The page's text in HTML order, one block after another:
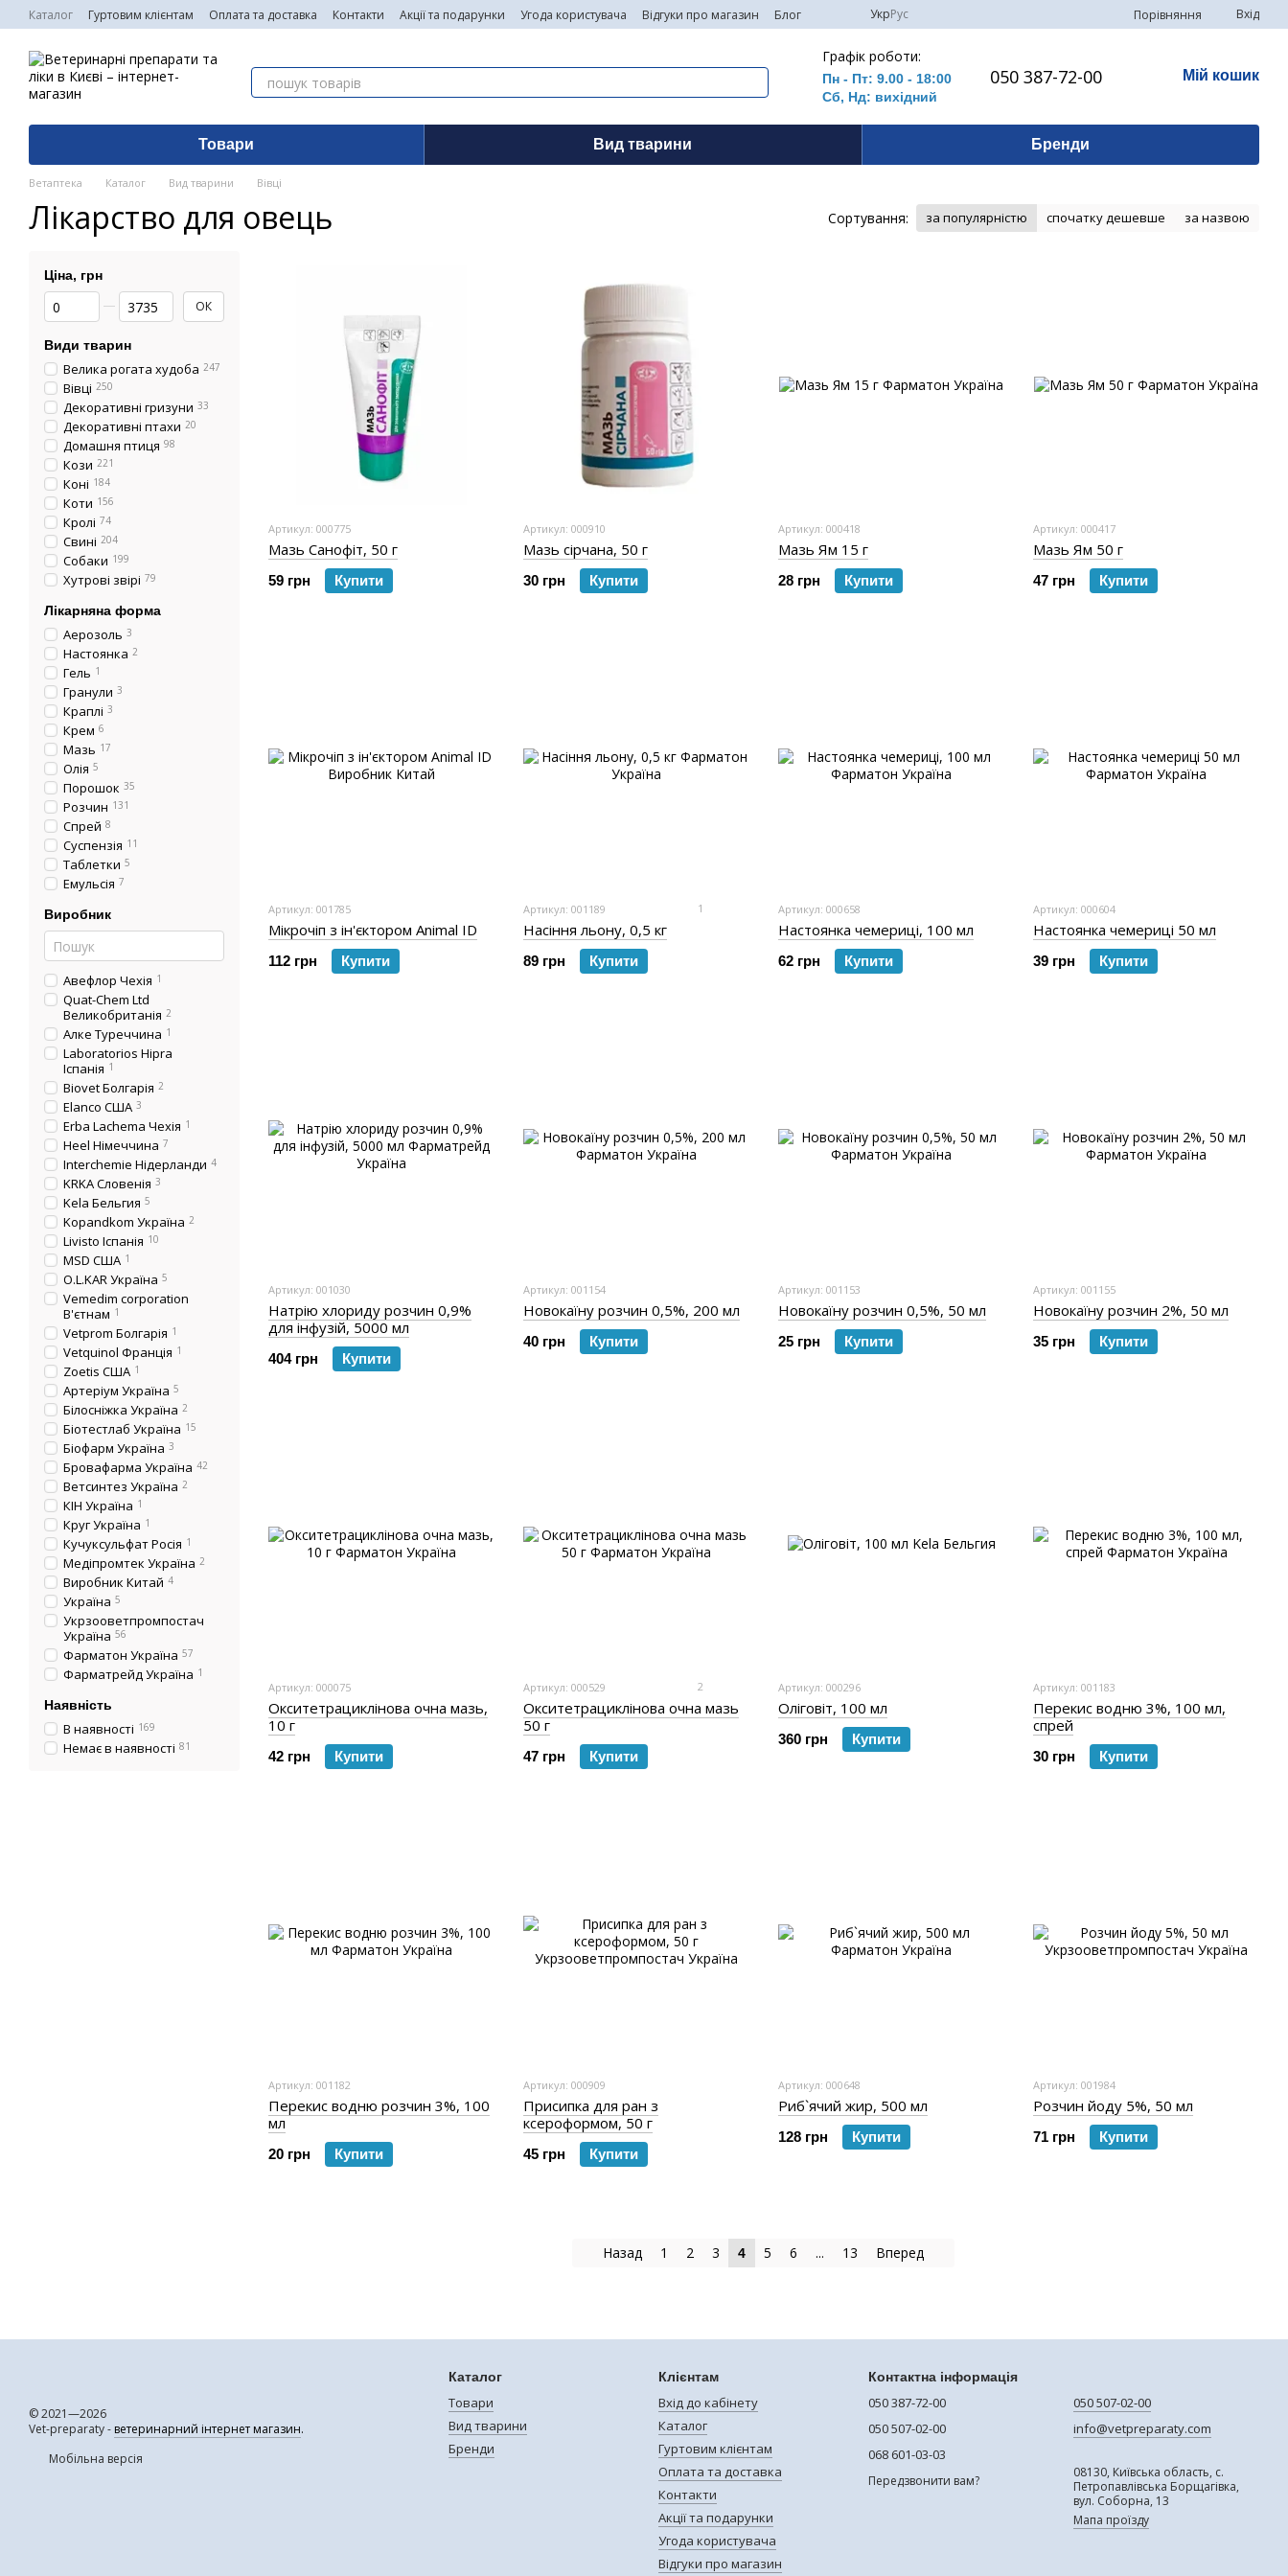
Перейти до основного контенту
Каталог Гуртовим клієнтам Оплата та доставка Контакти Акції та подарунки Угода користувача Відгуки про магазин Блог УкрРус Порівняння Вхід
Графік роботи:
Пн - Пт: 9.00 - 18:00
Сб, Нд: вихідний
050 387-72-00 Мій кошик
Товари Вид тварини Бренди
Ветаптека Каталог Вид тварини Вівці
Лікарство для овець Сортування: за популярністю спочатку дешевше за назвою
Артикул: 000775
Мазь Санофіт, 50 г
59 грн Купити
Артикул: 000910
Мазь сірчана, 50 г
30 грн Купити
Артикул: 000418
Мазь Ям 15 г
28 грн Купити
Артикул: 000417
Мазь Ям 50 г
47 грн Купити
Артикул: 001785
Мікрочіп з ін'єктором Animal ID
112 грн Купити
Артикул: 001189 1
Насіння льону, 0,5 кг
89 грн Купити
Артикул: 000658
Настоянка чемериці, 100 мл
62 грн Купити
Артикул: 000604
Настоянка чемериці 50 мл
39 грн Купити
Артикул: 001030
Натрію хлориду розчин 0,9%
для інфузій, 5000 мл
404 грн Купити
Артикул: 001154
Новокаїну розчин 0,5%, 200 мл
40 грн Купити
Артикул: 001153
Новокаїну розчин 0,5%, 50 мл
25 грн Купити
Артикул: 001155
Новокаїну розчин 2%, 50 мл
35 грн Купити
Артикул: 000075
Окситетрациклінова очна мазь,
10 г
42 грн Купити
Артикул: 000529 2
Окситетрациклінова очна мазь
50 г
47 грн Купити
Артикул: 000296
Оліговіт, 100 мл
360 грн Купити
Артикул: 001183
Перекис водню 3%, 100 мл,
спрей
30 грн Купити
Артикул: 001182
Перекис водню розчин 3%, 100
мл
20 грн Купити
Артикул: 000909
Присипка для ран з
ксероформом, 50 г
45 грн Купити
Артикул: 000648
Риб`ячий жир, 500 мл
128 грн Купити
Артикул: 001984
Розчин йоду 5%, 50 мл
71 грн Купити
Назад 1 2 3 4 5 6 ... 13 Вперед
Ціна, грн
Від Ціна, грн
До Ціна, грн ОК
Види тварин
Велика рогата худоба 247
Вівці 250
Декоративні гризуни 33
Декоративні птахи 20
Домашня птиця 98
Кози 221
Коні 184
Коти 156
Кролі 74
Свині 204
Собаки 199
Хутрові звірі 79
Лікарняна форма
Аерозоль 3
Настоянка 2
Гель 1
Гранули 3
Краплі 3
Крем 6
Мазь 17
Олія 5
Порошок 35
Розчин 131
Спрей 8
Суспензія 11
Таблетки 5
Емульсія 7
Виробник
Авефлор Чехія 1
Quat-Chem Ltd
Великобританія 2
Алке Туреччина 1
Laboratorios Hipra
Іспанія 1
Biovet Болгарія 2
Elanco США 3
Erba Lachema Чехія 1
Heel Німеччина 7
Interchemie Нідерланди 4
KRKA Словенія 3
Kela Бельгия 5
Kopandkom Україна 2
Livisto Іспанія 10
MSD США 1
O.L.KAR Україна 5
Vemedim corporation
В'єтнам 1
Vetprom Болгарія 1
Vetquinol Франція 1
Zoetis США 1
Артеріум Україна 5
Білосніжка Україна 2
Біотестлаб Україна 15
Біофарм Україна 3
Бровафарма Україна 42
Ветсинтез Україна 2
КІН Україна 1
Круг Україна 1
Кучуксульфат Росія 1
Медіпромтек Україна 2
Виробник Китай 4
Україна 5
Укрзооветпромпостач
Україна 56
Фарматон Україна 57
Фарматрейд Україна 1
Наявність
В наявності 169
Немає в наявності 81
© 2021—2026
Vet-preparaty - ветеринарний інтернет магазин.
Мобільна версія
Каталог
Товари
Вид тварини
Бренди
Клієнтам
Вхід до кабінету
Каталог
Гуртовим клієнтам
Оплата та доставка
Контакти
Акції та подарунки
Угода користувача
Відгуки про магазин
Контактна інформація
050 387-72-00
050 507-02-00
068 601-03-03
Передзвонити вам?
050 507-02-00
info@vetpreparaty.com
08130, Київська область, с.
Петропавлівська Борщагівка,
вул. Соборна, 13
Мапа проїзду